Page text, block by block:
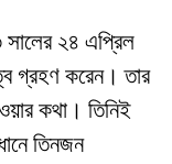
সালের ২৪ এপ্রিল
গ্রহণ করেন। তার
কথা। তিনিই
তিনজন